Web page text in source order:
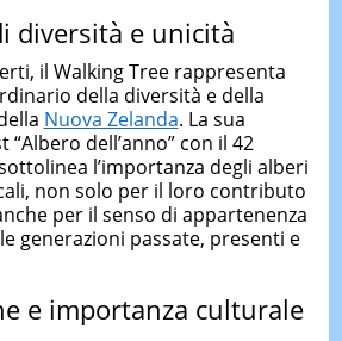
diversità e unicità
il Walking Tree rappresenta
della diversità e della
Nuova Zelanda. La sua
dell’anno” con il 42
l’importanza degli alberi
non solo per il loro contributo
per il senso di appartenenza
generazioni passate, presenti e
e importanza culturale